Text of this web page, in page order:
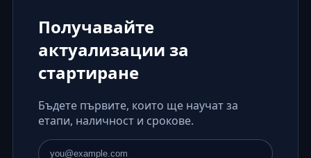
Получавайте
актуализации за
стартиране
Бъдете първите, които ще научат за
етапи, наличност и срокове.